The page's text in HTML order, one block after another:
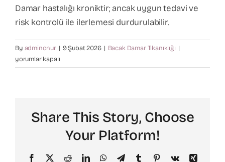
Hasta Bilgilendirme
İletişim
Damar hastalığı kroniktir; ancak uygun tedavi ve
risk kontrolü ile ilerlemesi durdurulabilir.
By adminonur | 9 Şubat 2026 | Bacak Damar Tıkanıklığı |
tıkanıklığı
için
yorumlar kapalı
Share This Story, Choose
Your Platform!
Facebook
X RedditLinkedInWhatsApp
TelegramTumblr PinterestVk
Xing